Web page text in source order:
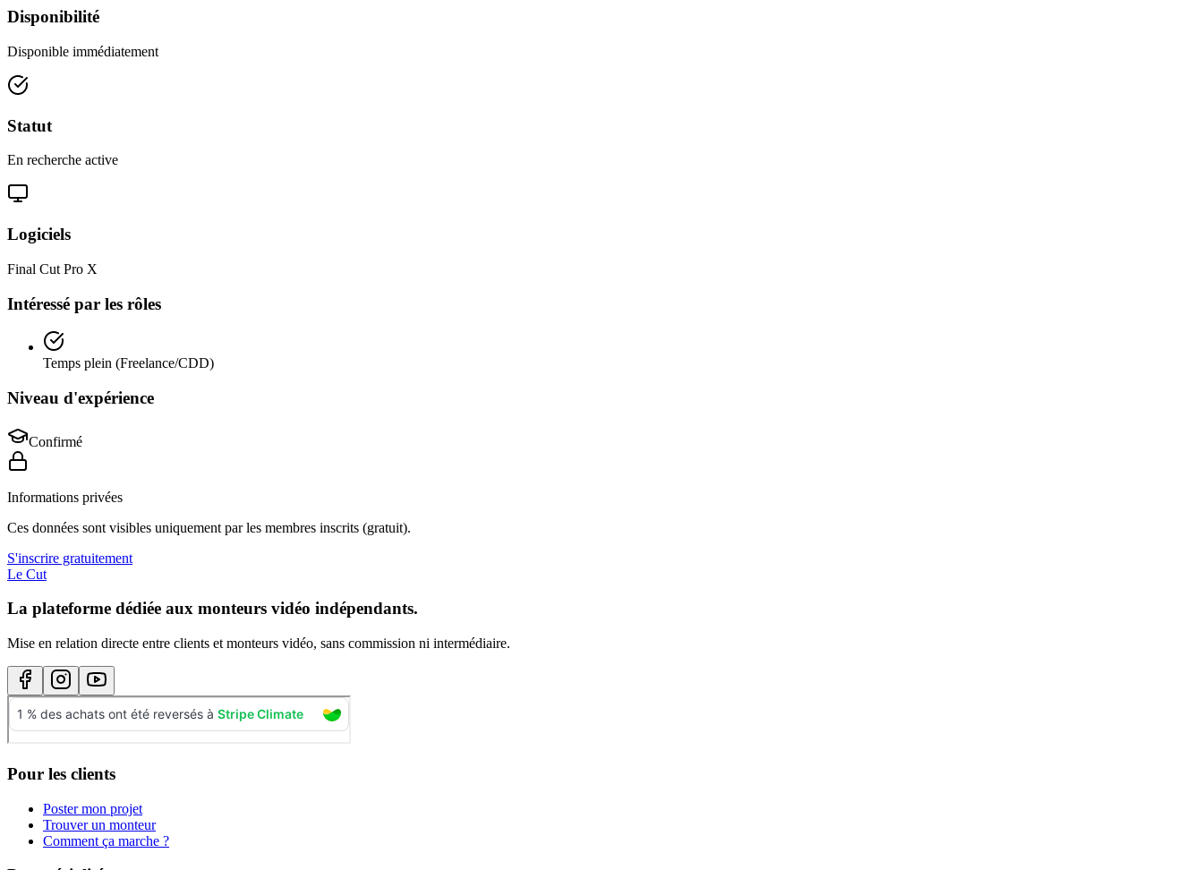
Disponibilité
Disponible immédiatement
Statut
En recherche active
Logiciels
Final Cut Pro X
Intéressé par les rôles
Temps plein (Freelance/CDD)
Niveau d'expérience
Confirmé
Informations privées
Ces données sont visibles uniquement par les membres inscrits (gratuit).
S'inscrire gratuitement
Le Cut
La plateforme dédiée aux monteurs vidéo indépendants.
Mise en relation directe entre clients et monteurs vidéo, sans commission ni intermédiaire.
Pour les clients
Poster mon projet
Trouver un monteur
Comment ça marche ?